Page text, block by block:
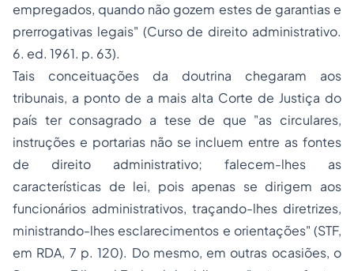
empregados, quando não gozem estes de garantias e
prerrogativas legais" (Curso de direito administrativo.
6. ed. 1961. p. 63).
Tais conceituações da doutrina chegaram aos
tribunais, a ponto de a mais alta Corte de Justiça do
país ter consagrado a tese de que "as circulares,
instruções e portarias não se incluem entre as fontes
de direito administrativo; falecem-lhes as
características de lei, pois apenas se dirigem aos
funcionários administrativos, traçando-lhes diretrizes,
ministrando-lhes esclarecimentos e orientações" (STF,
em RDA, 7 p. 120). Do mesmo, em outras ocasiões, o